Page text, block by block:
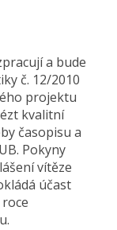
a bude
č. 12/2010
projektu
kvalitní
časopisu a
Pokyny
vítěze
účast